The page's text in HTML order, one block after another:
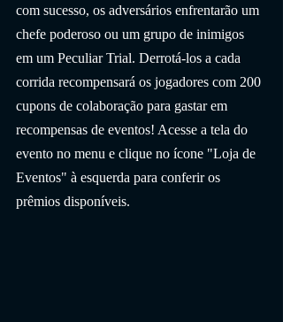
com sucesso, os adversários enfrentarão um
chefe poderoso ou um grupo de inimigos
em um Peculiar Trial. Derrotá-los a cada
corrida recompensará os jogadores com 200
cupons de colaboração para gastar em
recompensas de eventos! Acesse a tela do
evento no menu e clique no ícone "Loja de
Eventos" à esquerda para conferir os
prêmios disponíveis.